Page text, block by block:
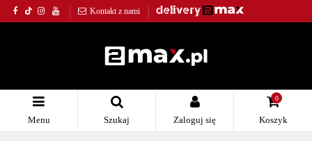
Kontakt z nami
Menu Szukaj Zaloguj się
0
Koszyk